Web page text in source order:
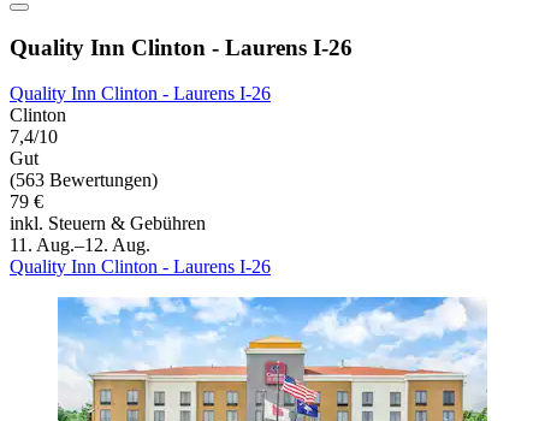
Quality Inn Clinton - Laurens I-26
Quality Inn Clinton - Laurens I-26
Clinton
7,4/10
Gut
(563 Bewertungen)
79 €
inkl. Steuern & Gebühren
11. Aug.–12. Aug.
Quality Inn Clinton - Laurens I-26